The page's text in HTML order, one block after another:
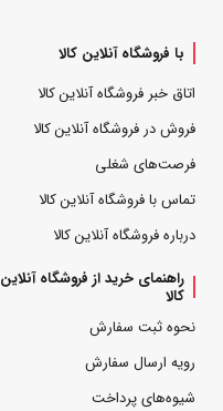
با فروشگاه آنلاین کالا
اتاق خبر فروشگاه آنلاین کالا
فروش در فروشگاه آنلاین کالا
فرصت‌های شغلی
تماس با فروشگاه آنلاین کالا
درباره فروشگاه آنلاین کالا
راهنمای خرید از فروشگاه آنلاین
کالا
نحوه ثبت سفارش
رویه ارسال سفارش
شیوه‌های پرداخت